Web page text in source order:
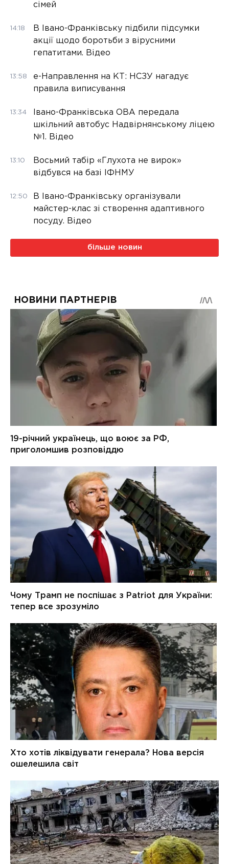
сімей
14:18
В Івано-Франківську підбили підсумки
акції щодо боротьби з вірусними
гепатитами. Відео
13:58
е-Направлення на КТ: НСЗУ нагадує
правила виписування
13:34
Івано-Франківська ОВА передала
шкільний автобус Надвірнянському ліцею
№1. Відео
13:10
Восьмий табір «Глухота не вирок»
відбувся на базі ІФНМУ
12:50
В Івано-Франківську організували
майстер-клас зі створення адаптивного
посуду. Відео
більше новин